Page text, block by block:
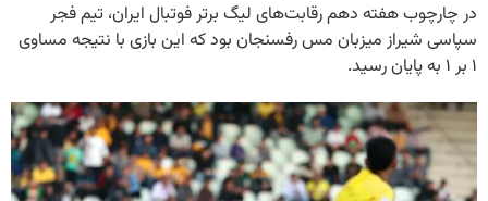
در چارچوب هفته دهم رقابت‌های لیگ برتر فوتبال ایران، تیم فجر
سپاسی شیراز میزبان مس رفسنجان بود که این بازی با نتیجه مساوی
۱ بر ۱ به پایان رسید.